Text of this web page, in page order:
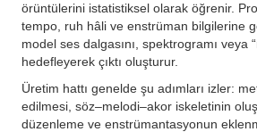
örüntülerini istatistiksel olarak öğrenir.
tempo, ruh hâli ve enstrüman bilgilerine
model ses dalgasını, spektrogramı veya
hedefleyerek çıktı oluşturur.
Üretim hattı genelde şu adımları izler:
edilmesi, söz–melodi–akor iskeletinin
düzenleme ve enstrümantasyonun